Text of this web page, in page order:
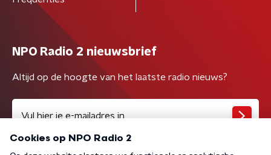
NPO Radio 2 nieuwsbrief
Altijd op de hoogte van het laatste radio nieuws?